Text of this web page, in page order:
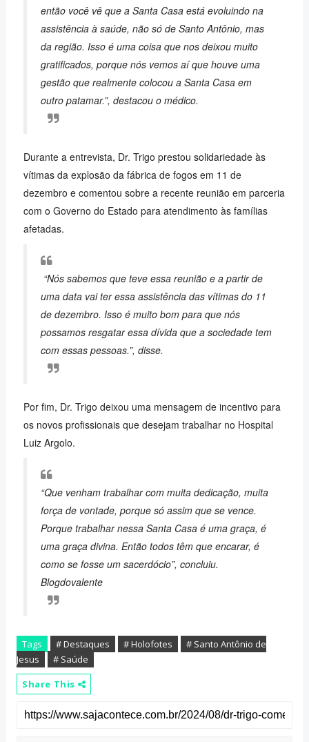
então você vê que a Santa Casa está evoluindo na
assistência à saúde, não só de Santo Antônio, mas
da região. Isso é uma coisa que nos deixou muito
gratificados, porque nós vemos aí que houve uma
gestão que realmente colocou a Santa Casa em
outro patamar.”, destacou o médico.
Durante a entrevista, Dr. Trigo prestou solidariedade às
vítimas da explosão da fábrica de fogos em 11 de
dezembro e comentou sobre a recente reunião em parceria
com o Governo do Estado para atendimento às famílias
afetadas.
“Nós sabemos que teve essa reunião e a partir de
uma data vai ter essa assistência das vítimas do 11
de dezembro. Isso é muito bom para que nós
possamos resgatar essa dívida que a sociedade tem
com essas pessoas.”, disse.
Por fim, Dr. Trigo deixou uma mensagem de incentivo para
os novos profissionais que desejam trabalhar no Hospital
Luiz Argolo.
“Que venham trabalhar com muita dedicação, muita
força de vontade, porque só assim que se vence.
Porque trabalhar nessa Santa Casa é uma graça, é
uma graça divina. Então todos têm que encarar, é
como se fosse um sacerdócio”, concluiu.
Blogdovalente
Tags # Destaques # Holofotes
# Santo Antônio de
Jesus
# Saúde
Share This